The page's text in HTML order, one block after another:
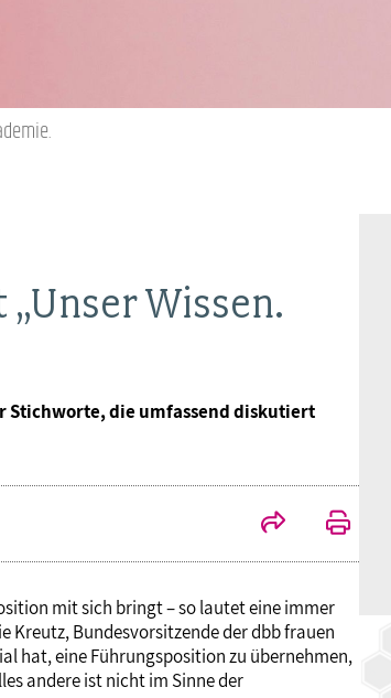
Wissen.
Stichworte, die umfassend diskutiert
mit sich bringt – so lautet eine immer
Kreutz, Bundesvorsitzende der dbb frauen
hat, eine Führungsposition zu übernehmen,
andere ist nicht im Sinne der